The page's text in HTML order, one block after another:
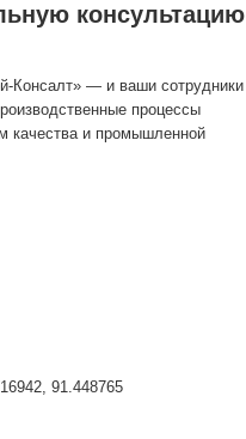
консультацию
Консалт» — и ваши сотрудники
процессы
качества и промышленной
91.448765